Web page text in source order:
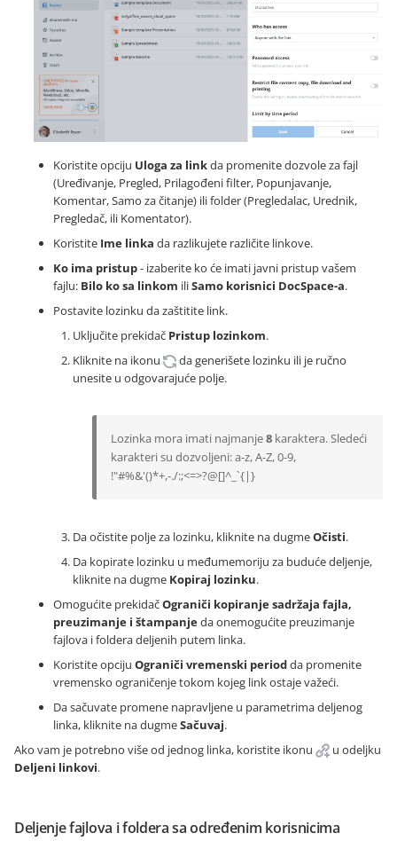
Koristite opciju Uloga za linkda promenite dozvole za fajl
(Uređivanje, Pregled, Prilagođeni filter, Popunjavanje,
Komentar, Samo za čitanje) ili folder (Pregledalac, Urednik,
Pregledač, ili Komentator).
Koristite Ime linka da razlikujete različite linkove.
Ko ima pristup- izaberite ko će imati javni pristup vašem
fajlu: Bilo ko sa linkom iliSamo korisnici DocSpace-a.
Postavite lozinku da zaštitite link.
Uključite prekidač Pristup lozinkom.
Kliknite na ikonu
da generišete lozinku ili je ručno
unesite u odgovarajuće polje.
Lozinka mora imati najmanje8 karaktera. Sledeći
karakteri su dozvoljeni: a-z, A-Z, 0-9,
!"#%&'()*+,-./:;<=>?@[]^_`{|}
Da očistite polje za lozinku, kliknite na dugmeOčisti.
Da kopirate lozinku u međumemoriju za buduće deljenje,
kliknite na dugme Kopiraj lozinku.
Omogućite prekidačOgraniči kopiranje sadržaja fajla,
preuzimanje i štampanjeda onemogućite preuzimanje
fajlova i foldera deljenih putem linka.
Koristite opciju Ograniči vremenski periodda promenite
vremensko ograničenje tokom kojeg link ostaje važeći.
Da sačuvate promene napravljene u parametrima deljenog
linka, kliknite na dugmeSačuvaj.
Ako vam je potrebno više od jednog linka, koristite ikonu
u odeljku
Deljeni linkovi.
Deljenje fajlova i foldera sa određenim korisnicima